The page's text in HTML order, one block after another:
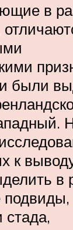
в
были
к
в
подвиды,
стада,